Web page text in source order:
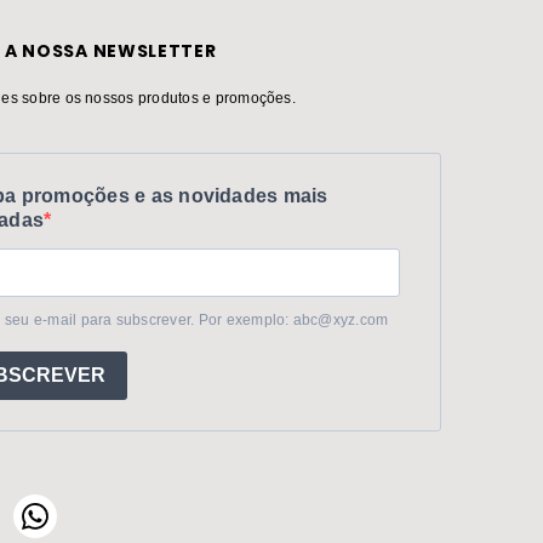
NOSSA NEWSLETTER
sobre os nossos produtos e promoções.
promoções e as novidades mais
seu e-mail para subscrever. Por exemplo: abc@xyz.com